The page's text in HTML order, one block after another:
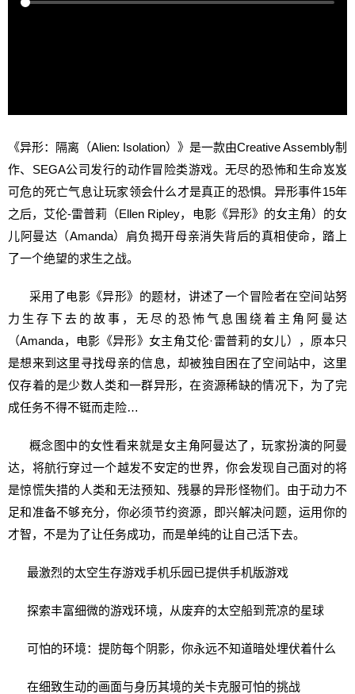
《异形：隔离（Alien: Isolation）》是一款由Creative Assembly制
作、SEGA公司发行的动作冒险类游戏。无尽的恐怖和生命岌岌
可危的死亡气息让玩家领会什么才是真正的恐惧。异形事件15年
之后，艾伦-雷普莉（Ellen Ripley，电影《异形》的女主角）的女
儿阿曼达（Amanda）肩负揭开母亲消失背后的真相使命，踏上
了一个绝望的求生之战。
采用了电影《异形》的题材，讲述了一个冒险者在空间站努
力生存下去的故事，无尽的恐怖气息围绕着主角阿曼达
（Amanda，电影《异形》女主角艾伦·雷普莉的女儿），原本只
是想来到这里寻找母亲的信息，却被独自困在了空间站中，这里
仅存着的是少数人类和一群异形，在资源稀缺的情况下，为了完
成任务不得不铤而走险…
概念图中的女性看来就是女主角阿曼达了，玩家扮演的阿曼
达，将航行穿过一个越发不安定的世界，你会发现自己面对的将
是惊慌失措的人类和无法预知、残暴的异形怪物们。由于动力不
足和准备不够充分，你必须节约资源，即兴解决问题，运用你的
才智，不是为了让任务成功，而是单纯的让自己活下去。
最激烈的太空生存游戏手机乐园已提供手机版游戏
探索丰富细微的游戏环境，从废弃的太空船到荒凉的星球
可怕的环境：提防每个阴影，你永远不知道暗处埋伏着什么
在细致生动的画面与身历其境的关卡克服可怕的挑战